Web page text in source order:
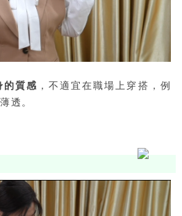
的質感 ，不適宜在職場上穿搭，例
透。